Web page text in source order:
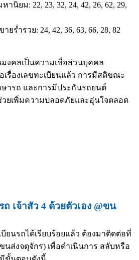
านิยม: 22, 23, 32, 24, 42, 26, 62, 29,
ยร่ำรวย: 24, 42, 36, 63, 66, 28, 82
มงคลเป็นความเชื่อส่วนบุคคล
เรื่องเลขทะเบียนแล้ว การมีสติขณะ
ารถ และการมีประกันรถยนต์
ยเพิ่มความปลอดภัยและอุ่นใจตลอด
เจ้าสัว 4 ด้วยตัวเอง @ขน
บียนรถได้เรียบร้อยแล้ว ต้องมาติดต่อที่
นส่งจตุจักร) เพื่อดำเนินการ สลับหรือ